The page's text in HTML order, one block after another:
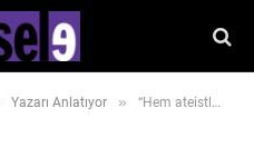
Yazarı Anlatıyor » “Hem ateistleri hem muhafazakarları düşünerek yazdım”